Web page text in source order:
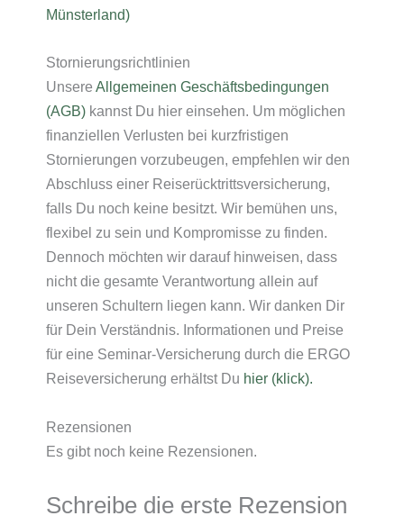
Münsterland)
Stornierungsrichtlinien
Unsere Allgemeinen Geschäftsbedingungen
(AGB) kannst Du hier einsehen. Um möglichen
finanziellen Verlusten bei kurzfristigen
Stornierungen vorzubeugen, empfehlen wir den
Abschluss einer Reiserücktrittsversicherung,
falls Du noch keine besitzt. Wir bemühen uns,
flexibel zu sein und Kompromisse zu finden.
Dennoch möchten wir darauf hinweisen, dass
nicht die gesamte Verantwortung allein auf
unseren Schultern liegen kann. Wir danken Dir
für Dein Verständnis. Informationen und Preise
für eine Seminar-Versicherung durch die ERGO
Reiseversicherung erhältst Du hier (klick).
Rezensionen
Es gibt noch keine Rezensionen.
Schreibe die erste Rezension